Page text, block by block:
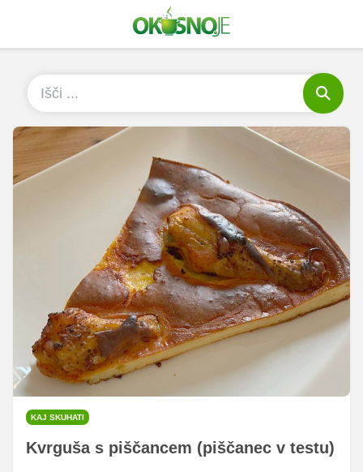
KAJ SKUHATI
Kvrguša s piščancem (piščanec v testu)